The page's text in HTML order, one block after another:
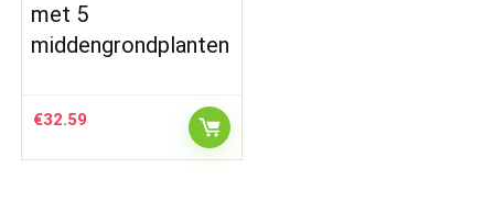
met 5
middengrondplanten
€32.59